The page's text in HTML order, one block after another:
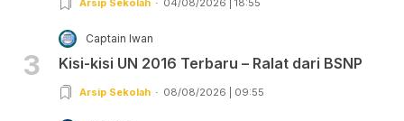
3
Captain Iwan
Kisi-kisi UN 2016 Terbaru – Ralat dari BSNP
Arsip Sekolah 08/08/2026 | 09:55